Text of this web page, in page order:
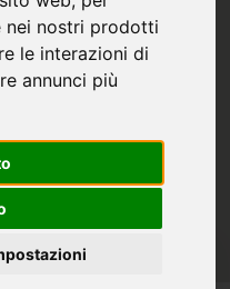
nei nostri prodotti
le interazioni di
annunci più